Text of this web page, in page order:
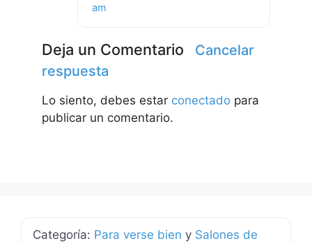
am
Deja un Comentario
Cancelar
respuesta
Lo siento, debes estar conectado para
publicar un comentario.
Categoría: Para verse bien y Salones de